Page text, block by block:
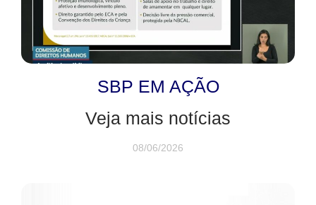
SBP EM AÇÃO
Veja mais notícias
08/06/2026